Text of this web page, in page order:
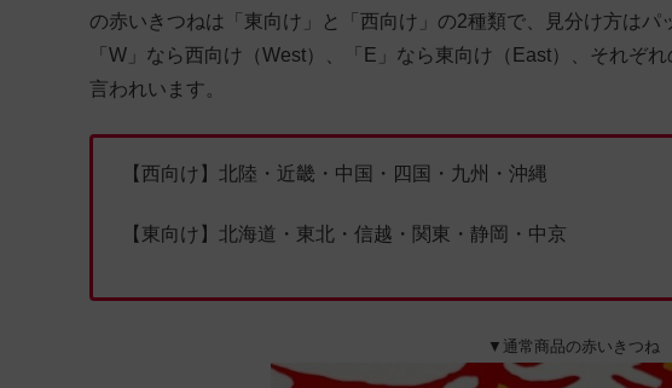
の赤いきつねは「東向け」と「西向け」の2種類で、見分け方は
「W」なら西向け（West）、「E」なら東向け（East）、それぞ
言われいます。
【西向け】北陸・近畿・中国・四国・九州・沖縄
【東向け】北海道・東北・信越・関東・静岡・中京
▼通常商品の赤いきつね